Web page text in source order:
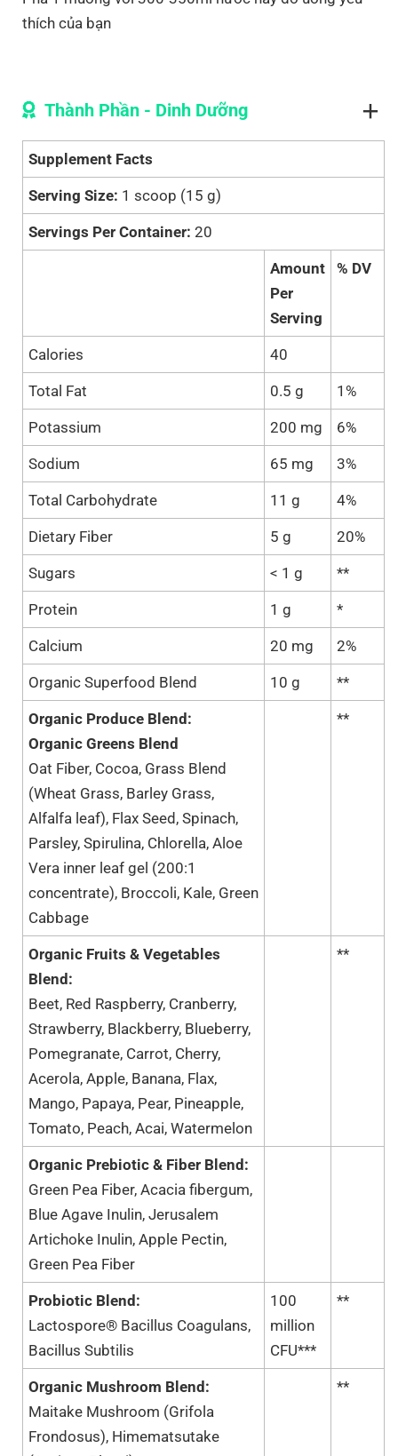
thích của bạn
Thành Phần - Dinh Dưỡng
Supplement Facts
Serving Size: 1 scoop (15 g)
Servings Per Container: 20
Amount
Per
Serving
% DV
Calories 40
Total Fat 0.5 g 1%
Potassium 200 mg 6%
Sodium 65 mg 3%
Total Carbohydrate 11 g 4%
Dietary Fiber 5 g 20%
Sugars < 1 g **
Protein 1 g *
Calcium 20 mg 2%
Organic Superfood Blend 10 g **
Organic Produce Blend:
Organic Greens Blend
Oat Fiber, Cocoa, Grass Blend
(Wheat Grass, Barley Grass,
Alfalfa leaf), Flax Seed, Spinach,
Parsley, Spirulina, Chlorella, Aloe
Vera inner leaf gel (200:1
concentrate), Broccoli, Kale, Green
Cabbage
**
Organic Fruits & Vegetables
Blend:
Beet, Red Raspberry, Cranberry,
Strawberry, Blackberry, Blueberry,
Pomegranate, Carrot, Cherry,
Acerola, Apple, Banana, Flax,
Mango, Papaya, Pear, Pineapple,
Tomato, Peach, Acai, Watermelon
**
Organic Prebiotic & Fiber Blend:
Green Pea Fiber, Acacia fibergum,
Blue Agave Inulin, Jerusalem
Artichoke Inulin, Apple Pectin,
Green Pea Fiber
Probiotic Blend:
Lactospore® Bacillus Coagulans,
Bacillus Subtilis
100
million
CFU***
**
Organic Mushroom Blend:
Maitake Mushroom (Grifola
Frondosus), Himematsutake
**